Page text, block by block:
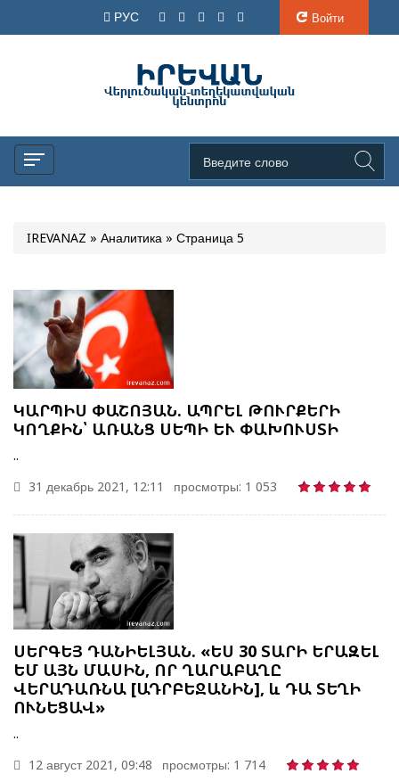
РУС Войти
IREVANAZ » Аналитика » Страница 5
ԿԱՐՊԻՍ ՓԱՇՈՅԱՆ. ԱՊՐԵԼ ԹՈՒՐՔԵՐԻ
ԿՈՂՔԻՆ՝ ԱՌԱՆՑ ՍԵՊԻ ԵՒ ՓԱԽՈՒՍՏԻ
..
31 декабрь 2021, 12:11
просмотры: 1 053
ՍԵՐԳԵՅ ԴԱՆԻԵԼՅԱՆ. «ԵՍ 30 ՏԱՐԻ ԵՐԱԶԵԼ
ԵՄ ԱՅՆ ՄԱՍԻՆ, ՈՐ ՂԱՐԱԲԱՂԸ
ՎԵՐԱԴԱՌՆԱ [ԱԴՐԲԵՋԱՆԻՆ], և ԴԱ ՏԵՂԻ
ՈՒՆԵՑԱՎ»
..
12 август 2021, 09:48
просмотры: 1 714